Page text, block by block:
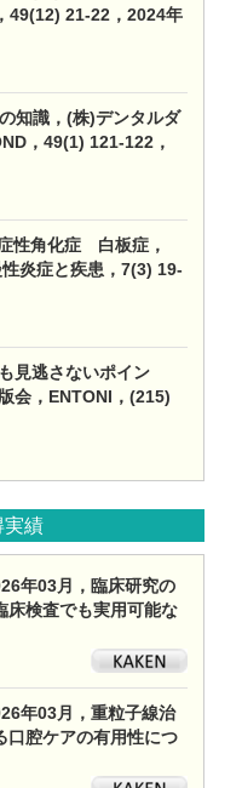
49(12) 21-22，2024年
知識，(株)デンタルダ
，49(1) 121-122，
性角化症 白板症，
炎症と疾患，7(3) 19-
見逃さないポイン
会，ENTONI，(215)
実績
年03月，臨床研究の
床検査でも実用可能な
年03月，重粒子線治
口腔ケアの有用性につ